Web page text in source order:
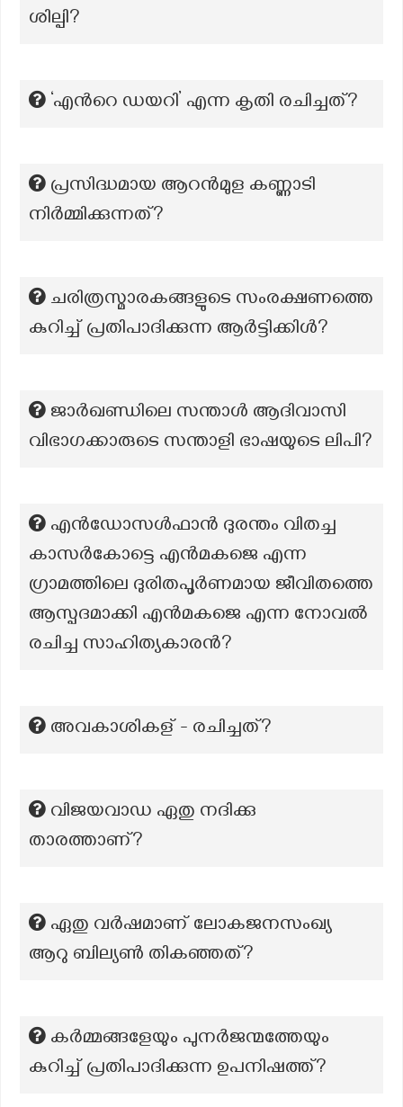
ശില്പി?
‘എന്‍റെ ഡയറി’ എന്ന കൃതി രചിച്ചത്?
പ്രസിദ്ധമായ ആറന്‍മുള കണ്ണാടി
നിര്‍മ്മിക്കുന്നത്?
ചരിത്രസ്മാരകങ്ങളുടെ സംരക്ഷണത്തെ
കുറിച്ച് പ്രതിപാദിക്കുന്ന ആർട്ടിക്കിൾ?
ജാർഖണ്ഡിലെ സന്താൾ ആദിവാസി
വിഭാഗക്കാരുടെ സന്താളി ഭാഷയുടെ ലിപി?
എൻഡോസൾഫാൻ ദുരന്തം വിതച്ച
കാസർകോട്ടെ എൻമകജെ എന്ന
ഗ്രാമത്തിലെ ദുരിതപൂർണമായ ജീവിതത്തെ
ആസ്പദമാക്കി എൻമകജെ എന്ന നോവൽ
രചിച്ച സാഹിത്യകാരൻ?
അവകാശികള് - രചിച്ചത്?
വിജയവാഡ ഏതു നദിക്കു
താരത്താണ്?
ഏതു വർഷമാണ് ലോകജനസംഖ്യ
ആറു ബില്യൺ തികഞ്ഞത്?
കർമ്മങ്ങളേയും പുനർജന്മത്തേയും
കുറിച്ച് പ്രതിപാദിക്കുന്ന ഉപനിഷത്ത്?